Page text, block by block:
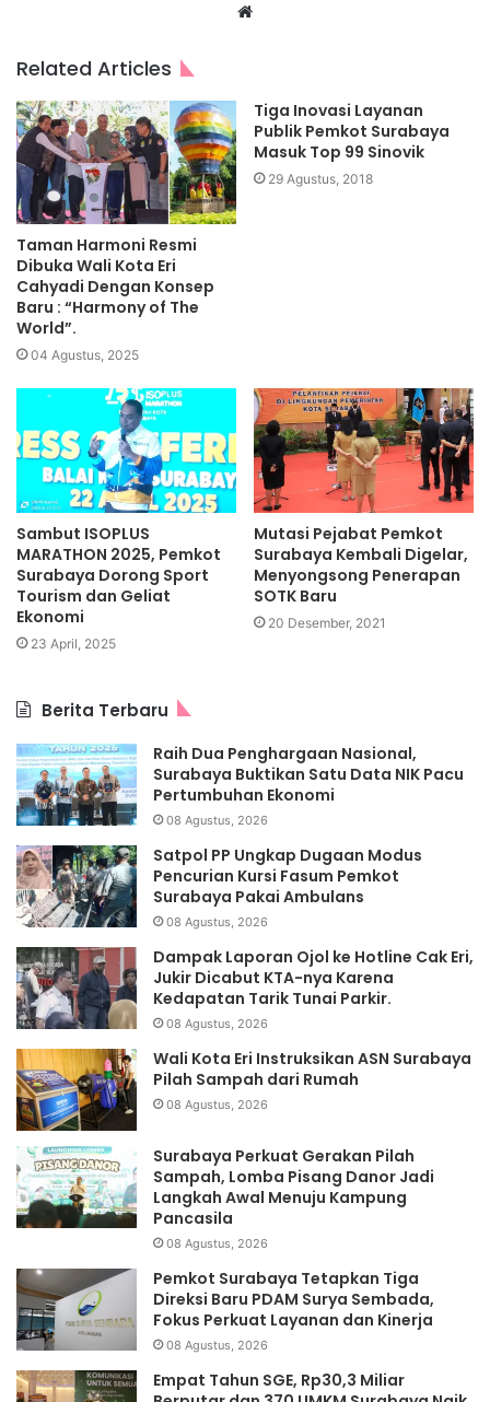
Website
Related Articles
Taman Harmoni Resmi
Dibuka Wali Kota Eri
Cahyadi Dengan Konsep
Baru : “Harmony of The
World”.
04 Agustus, 2025
Tiga Inovasi Layanan
Publik Pemkot Surabaya
Masuk Top 99 Sinovik
29 Agustus, 2018
Sambut ISOPLUS
MARATHON 2025, Pemkot
Surabaya Dorong Sport
Tourism dan Geliat
Ekonomi
23 April, 2025
Mutasi Pejabat Pemkot
Surabaya Kembali Digelar,
Menyongsong Penerapan
SOTK Baru
20 Desember, 2021
Berita Terbaru
Raih Dua Penghargaan Nasional,
Surabaya Buktikan Satu Data NIK Pacu
Pertumbuhan Ekonomi
08 Agustus, 2026
Satpol PP Ungkap Dugaan Modus
Pencurian Kursi Fasum Pemkot
Surabaya Pakai Ambulans
08 Agustus, 2026
Dampak Laporan Ojol ke Hotline Cak Eri,
Jukir Dicabut KTA-nya Karena
Kedapatan Tarik Tunai Parkir.
08 Agustus, 2026
Wali Kota Eri Instruksikan ASN Surabaya
Pilah Sampah dari Rumah
08 Agustus, 2026
Surabaya Perkuat Gerakan Pilah
Sampah, Lomba Pisang Danor Jadi
Langkah Awal Menuju Kampung
Pancasila
08 Agustus, 2026
Pemkot Surabaya Tetapkan Tiga
Direksi Baru PDAM Surya Sembada,
Fokus Perkuat Layanan dan Kinerja
08 Agustus, 2026
Empat Tahun SGE, Rp30,3 Miliar